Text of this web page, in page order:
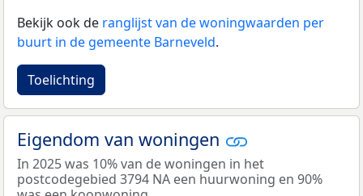
Bekijk ook de ranglijst van de woningwaarden per
buurt in de gemeente Barneveld.
Toelichting
Eigendom van woningen
In 2025 was 10% van de woningen in het
postcodegebied 3794 NA een huurwoning en 90%